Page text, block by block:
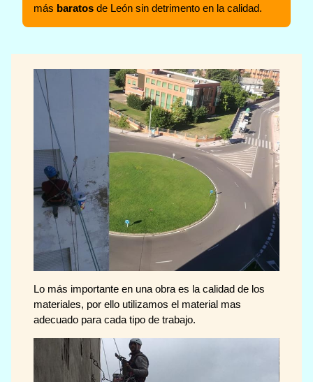
más baratos de León sin detrimento en la calidad.
Lo más importante en una obra es la calidad de los
materiales, por ello utilizamos el material mas
adecuado para cada tipo de trabajo.